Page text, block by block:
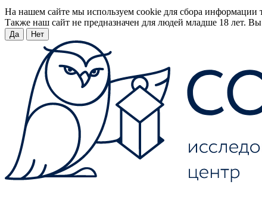
На нашем сайте мы используем cookie для сбора информации
Также наш сайт не предназначен для людей младше 18 лет. Вы
Да Нет